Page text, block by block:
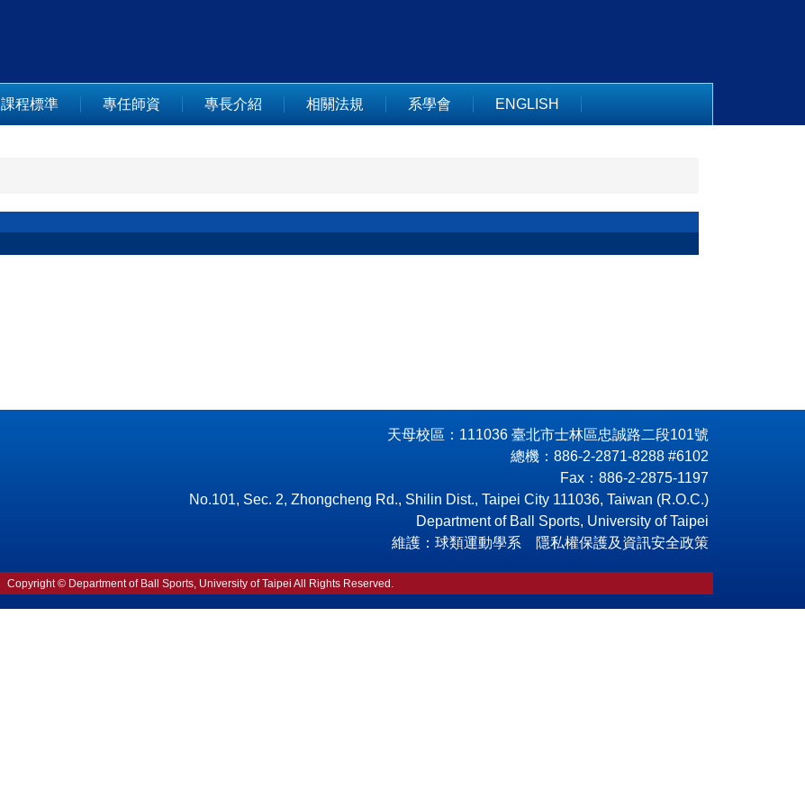
課程標準 專任師資 專長介紹 相關法規 系學會 ENGLISH
天母校區：111036 臺北市士林區忠誠路二段101號
總機：886-2-2871-8288 #6102
Fax：886-2-2875-1197
No.101, Sec. 2, Zhongcheng Rd., Shilin Dist., Taipei City 111036, Taiwan (R.O.C.)
Department of Ball Sports, University of Taipei
維護：球類運動學系 隱私權保護及資訊安全政策
Copyright © Department of Ball Sports, University of Taipei All Rights Reserved.